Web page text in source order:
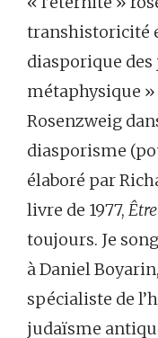
transhistoricité
diasporique
métaphysique
Rosenzweig
diasporisme
élaboré par
livre de 1977,
toujours. Je
à Daniel
spécialiste de
judaïsme